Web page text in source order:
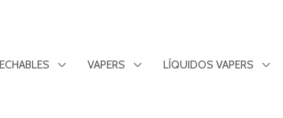
VAPERS LÍQUIDOS VAPERS